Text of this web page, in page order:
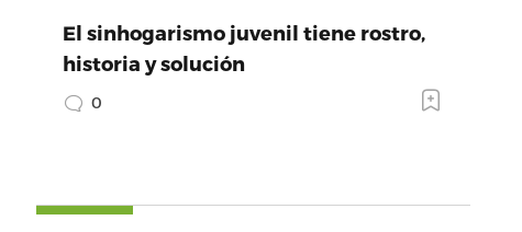
El sinhogarismo juvenil tiene rostro,
historia y solución
0